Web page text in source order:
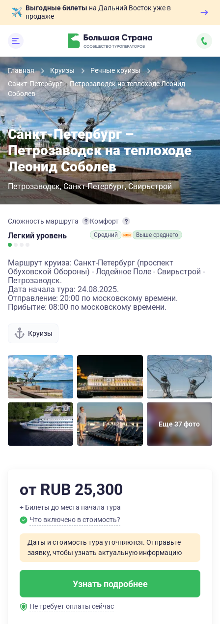
Выгодные билеты на Дальний Восток уже в
продаже
Главная Круизы
Речные круизы
Санкт-Петербург – Петрозаводск на теплоходе Леонид
Соболев
Санкт-Петербург –
Петрозаводск на теплоходе
Леонид Соболев
Петрозаводск Санкт-Петербург Свирьстрой
Сложность маршрута
Легкий уровень
Комфорт
Средний Выше среднего
Маршрут круиза: Санкт-Петербург (проспект
Обуховской Обороны) - Лодейное Поле - Свирьстрой -
Петрозаводск.
Дата начала тура: 24.08.2025.
Отправление: 20:00 по московскому времени.
Прибытие: 08:00 по московскому времени.
Круизы
Еще 37 фото
от RUB 25,300
+ Билеты до места начала тура
Что включено в стоимость?
Даты и стоимость тура уточняются. Отправьте
заявку, чтобы узнать актуальную информацию
Узнать подробнее
Не требует оплаты сейчас